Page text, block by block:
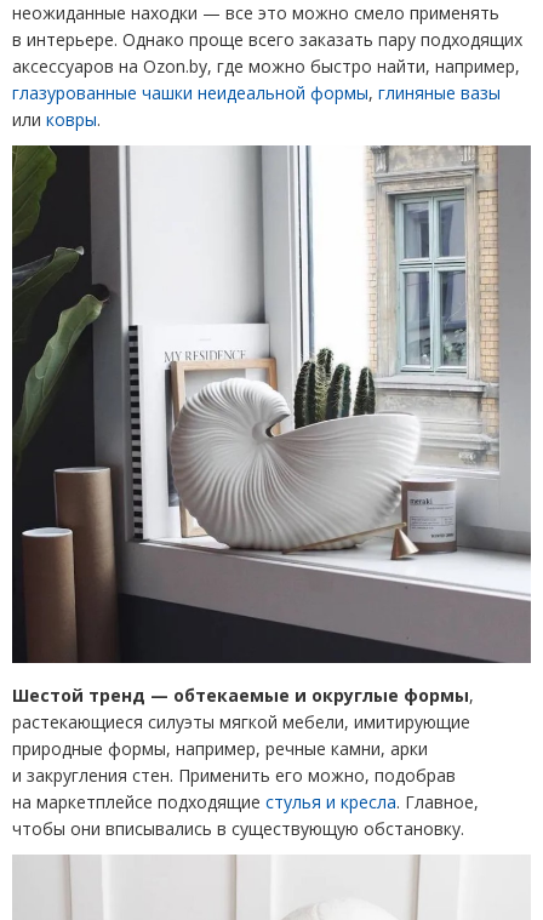
неожиданные находки — все это можно смело применять
в интерьере. Однако проще всего заказать пару подходящих
аксессуаров на Ozon.by, где можно быстро найти, например,
глазурованные чашки неидеальной формы, глиняные вазы
или ковры.
Шестой тренд — обтекаемые и округлые формы,
растекающиеся силуэты мягкой мебели, имитирующие
природные формы, например, речные камни, арки
и закругления стен. Применить его можно, подобрав
на маркетплейсе подходящие стулья и кресла. Главное,
чтобы они вписывались в существующую обстановку.